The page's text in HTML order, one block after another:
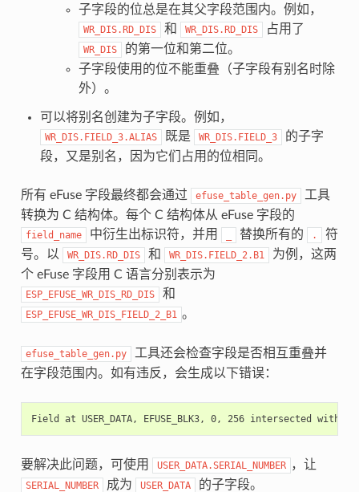
子字段的位总是在其父字段范围内。例如，
WR_DIS.RD_DIS 和 WR_DIS.RD_DIS 占用了
WR_DIS
的第一位和第二位。
子字段使用的位不能重叠（子字段有别名时除
外）。
可以将别名创建为子字段。例如，
WR_DIS.FIELD_3.ALIAS 既是 WR_DIS.FIELD_3
的子字
段，又是别名，因为它们占用的位相同。
所有 eFuse 字段最终都会通过 efuse_table_gen.py
工具
转换为 C 结构体。每个 C 结构体从 eFuse 字段的
field_name 中衍生出标识符，并用 替换所有的 .
符
号。以
WR_DIS.RD_DIS 和 WR_DIS.FIELD_2.B1
为例，这两
个 eFuse 字段用 C 语言分别表示为
ESP_EFUSE_WR_DIS_RD_DIS 和
ESP_EFUSE_WR_DIS_FIELD_2_B1 。
efuse_table_gen.py
工具还会检查字段是否相互重叠并
在字段范围内。如有违反，会生成以下错误：
要解决此问题，可使用 USER_DATA.SERIAL_NUMBER ，让
SERIAL_NUMBER 成为 USER_DATA 的子字段。